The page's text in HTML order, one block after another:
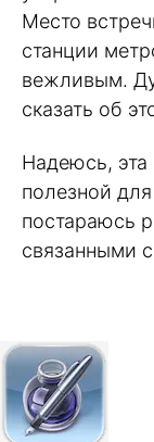
Место
станции
вежливым.
сказать об
Надеюсь,
полезной
постараюсь
связанными